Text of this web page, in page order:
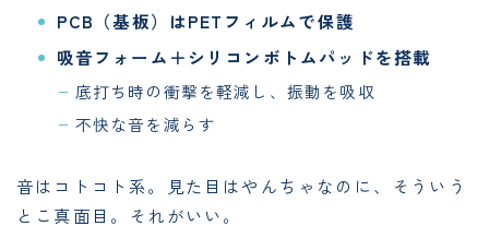
PCB（基板）はPETフィルムで保護
吸音フォーム＋シリコンボトムパッドを搭載
底打ち時の衝撃を軽減し、振動を吸収
不快な音を減らす
音はコトコト系。見た目はやんちゃなのに、そういう
とこ真面目。それがいい。